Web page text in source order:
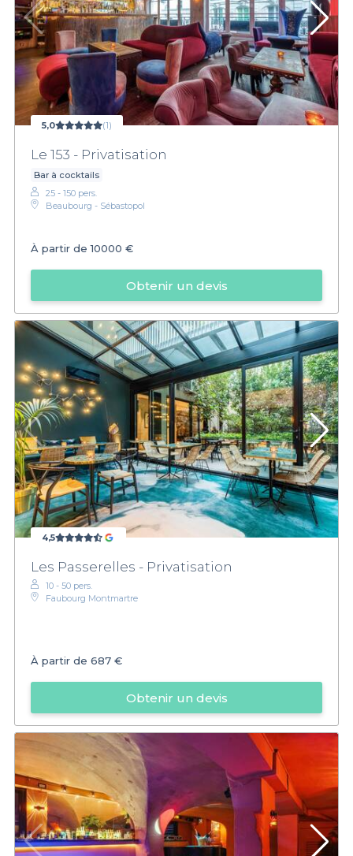
5,0 (1)
Le 153 - Privatisation
Bar à cocktails
25 - 150 pers.
Beaubourg - Sébastopol
À partir de10000 €
Obtenir un devis
4,5
Les Passerelles - Privatisation
10 - 50 pers.
Faubourg Montmartre
À partir de 687 €
Obtenir un devis